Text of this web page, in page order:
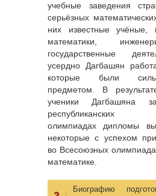
учебные заведения
серьёзных
них известные
математики,
государственные
усердно Дагбашян
которые были
предметом. В
ученики Дагбашяна
республиканских
олимпиадах дипломы
некоторые с успехом
во Всесоюзных
математике.
Биографию